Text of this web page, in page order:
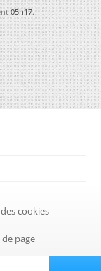
05h17.
cookies -
page